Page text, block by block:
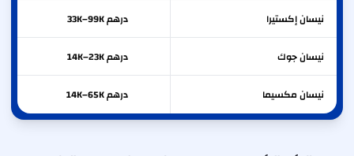
نيسانإكستيرا درهم 33K–99K
نيسانجوك درهم 14K–23K
نيسانمكسيما درهم 14K–65K